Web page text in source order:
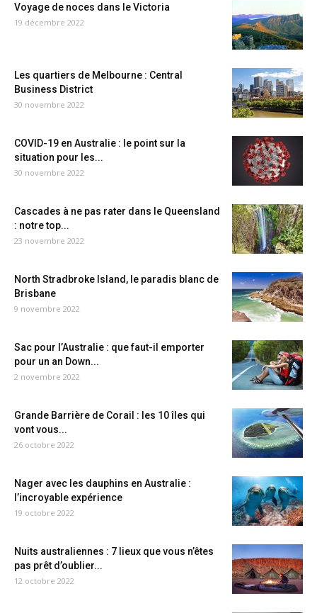
Voyage de noces dans le Victoria
19 décembre 2022
Les quartiers de Melbourne : Central
Business District
30 novembre 2022
COVID-19 en Australie : le point sur la
situation pour les...
30 novembre 2022
Cascades à ne pas rater dans le Queensland
: notre top...
23 novembre 2022
North Stradbroke Island, le paradis blanc de
Brisbane
9 novembre 2022
Sac pour l’Australie : que faut-il emporter
pour un an Down...
2 novembre 2022
Grande Barrière de Corail : les 10 îles qui
vont vous...
26 octobre 2022
Nager avec les dauphins en Australie :
l’incroyable expérience
19 octobre 2022
Nuits australiennes : 7 lieux que vous n’êtes
pas prêt d’oublier...
12 octobre 2022